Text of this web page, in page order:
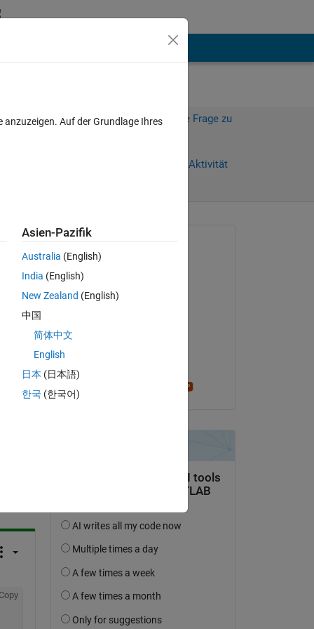
Melden Sie sich an, um diese Frage zu
Anmelden, um Aktivität
Copy
Ibro Tutic
am 11 Mai 2017
am 11 Mai 2017
Akzeptiert:
Auf der Grundlage Ihres
Asien-Pazifik
Australia (English)
India (English)
New Zealand (English)
中国
简体中文
English
日本 (日本語)
한국 (한국어)